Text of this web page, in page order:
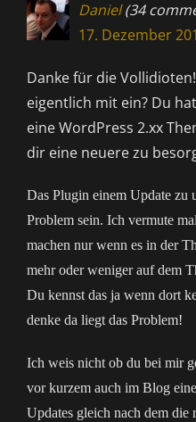
Daniel(34
17. Dezember
Danke für die
eigentlich mit ein? Du
eine WordPress 2.xx
dir eine neuere zu
Das Plugin einem Update zu
Problem sein. Ich vermute
machen nur wenn es in der
mehr oder weniger auf dem
Du kennst das ja wenn dort
denke da liegt das Problem!
Ich weis nicht ob du bei mir
vor kurzem auch im Blog
Updates gleich nach dem die